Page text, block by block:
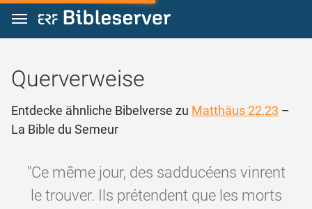
Zum Inhalt springen
Querverweise
Entdecke ähnliche Bibelverse zu Matthäus 22,23 –
La Bible du Semeur
"Ce même jour, des sadducéens vinrent
le trouver. Ils prétendent que les morts